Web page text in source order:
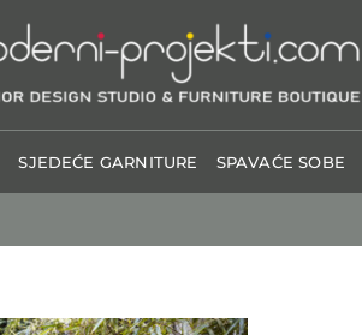
SJEDEĆE GARNITURE SPAVAĆE SOBE